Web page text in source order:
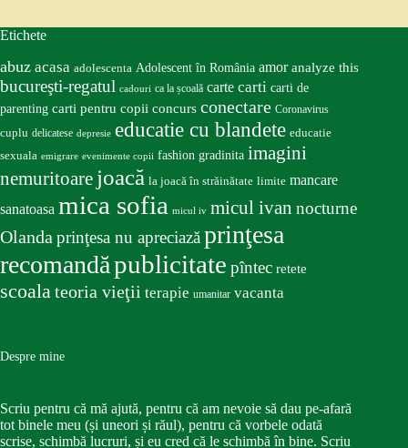
Etichete
abuz acasa adolescenta Adolescent în România amor analyze this
bucureşti-regatul cadouri ca la școală carte carti carti de
parenting carti pentru copii concurs conectare Coronavirus
cuplu delicatese depresie educatie cu blandete educatie
sexuala emigrare evenimente copii fashion gradinita imagini
nemuritoare joacă la joacă în străinătate limite mancare
sanatoasa mica sofia micul iv micul ivan nocturne
Olandaprinţesa nu apreciazăprinţesa
recomandăpublicitate pîntec retete
scoalateoria vieţii terapie umanitar vacanta
Despre mine
Scriu pentru că mă ajută, pentru că am nevoie să dau pe-afară
tot binele meu (și uneori și răul), pentru că vorbele odată
scrise, schimbă lucruri, și eu cred că le schimbă în bine. Scriu